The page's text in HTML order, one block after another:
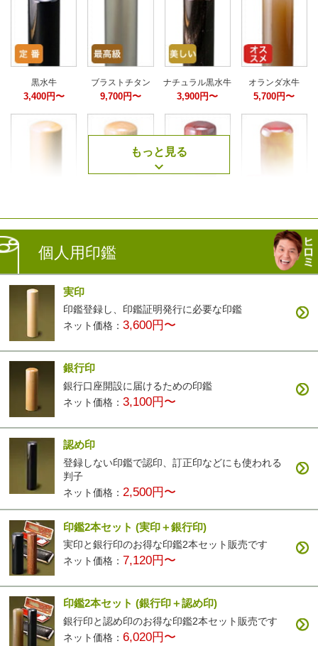
もっと見る
黒水牛
3,400円〜
ブラストチタン
9,700円〜
ナチュラル黒水牛
3,900円〜
オランダ水牛
5,700円〜
黒檀
カラフル印鑑
4,200円〜 2,500円〜
彩華(ブラウン)
彩華(ベージュ)
3,400円〜
個人用印鑑
実印
印鑑登録し、印鑑証明発行に必要な印鑑
ネット価格：3,600円〜
銀行印
銀行口座開設に届けるための印鑑
ネット価格：3,100円〜
認め印
登録しない印鑑で認印、訂正印などにも使われる
判子
ネット価格： 2,500円〜
印鑑2本セット(実印＋銀行印)
実印と銀行印のお得な印鑑2本セット販売です
ネット価格： 7,120円〜
印鑑2本セット(銀行印＋認め印)
銀行印と認め印のお得な印鑑2本セット販売です
ネット価格：6,020円〜